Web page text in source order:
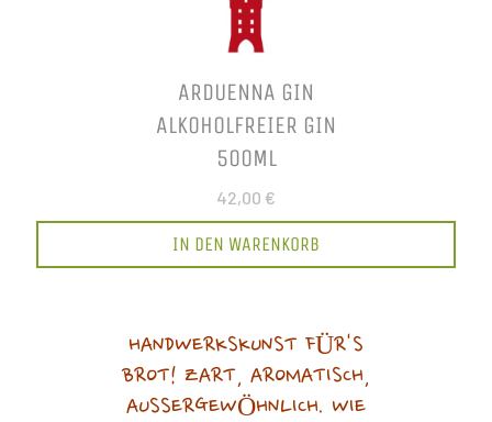
ARDUENNA GIN
ALKOHOLFREIER GIN
500ML
42,00 €
IN DEN WARENKORB
HANDWERKSKUNST FÜR'S
BROT! ZART, AROMATISCH,
AUSSERGEWÖHNLICH. WIE